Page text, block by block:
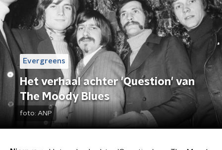
Evergreens
Het verhaal achter 'Question' van
The Moody Blues
foto: ANP